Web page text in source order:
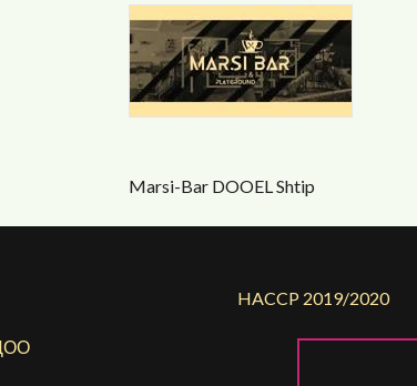
Marsi-Bar DOOEL Shtip
HACCP 2019/2020